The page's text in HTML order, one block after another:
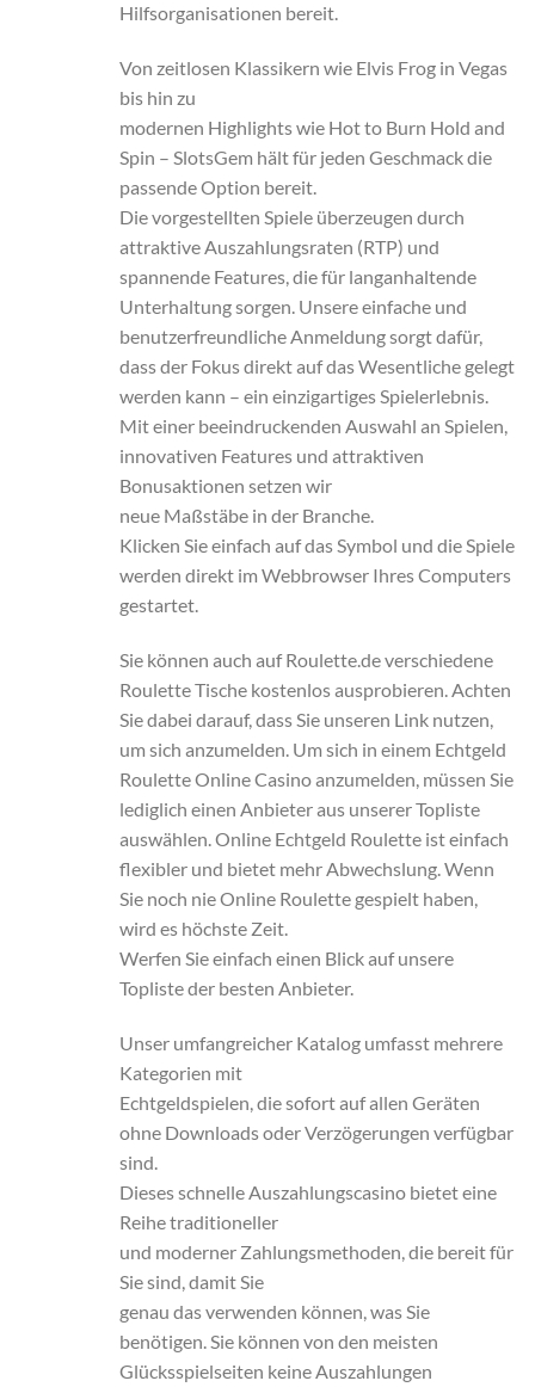
Hilfsorganisationen bereit.
Von zeitlosen Klassikern wie Elvis Frog in Vegas
bis hin zu
modernen Highlights wie Hot to Burn Hold and
Spin – SlotsGem hält für jeden Geschmack die
passende Option bereit.
Die vorgestellten Spiele überzeugen durch
attraktive Auszahlungsraten (RTP) und
spannende Features, die für langanhaltende
Unterhaltung sorgen. Unsere einfache und
benutzerfreundliche Anmeldung sorgt dafür,
dass der Fokus direkt auf das Wesentliche gelegt
werden kann – ein einzigartiges Spielerlebnis.
Mit einer beeindruckenden Auswahl an Spielen,
innovativen Features und attraktiven
Bonusaktionen setzen wir
neue Maßstäbe in der Branche.
Klicken Sie einfach auf das Symbol und die Spiele
werden direkt im Webbrowser Ihres Computers
gestartet.
Sie können auch auf Roulette.de verschiedene
Roulette Tische kostenlos ausprobieren. Achten
Sie dabei darauf, dass Sie unseren Link nutzen,
um sich anzumelden. Um sich in einem Echtgeld
Roulette Online Casino anzumelden, müssen Sie
lediglich einen Anbieter aus unserer Topliste
auswählen. Online Echtgeld Roulette ist einfach
flexibler und bietet mehr Abwechslung. Wenn
Sie noch nie Online Roulette gespielt haben,
wird es höchste Zeit.
Werfen Sie einfach einen Blick auf unsere
Topliste der besten Anbieter.
Unser umfangreicher Katalog umfasst mehrere
Kategorien mit
Echtgeldspielen, die sofort auf allen Geräten
ohne Downloads oder Verzögerungen verfügbar
sind.
Dieses schnelle Auszahlungscasino bietet eine
Reihe traditioneller
und moderner Zahlungsmethoden, die bereit für
Sie sind, damit Sie
genau das verwenden können, was Sie
benötigen. Sie können von den meisten
Glücksspielseiten keine Auszahlungen